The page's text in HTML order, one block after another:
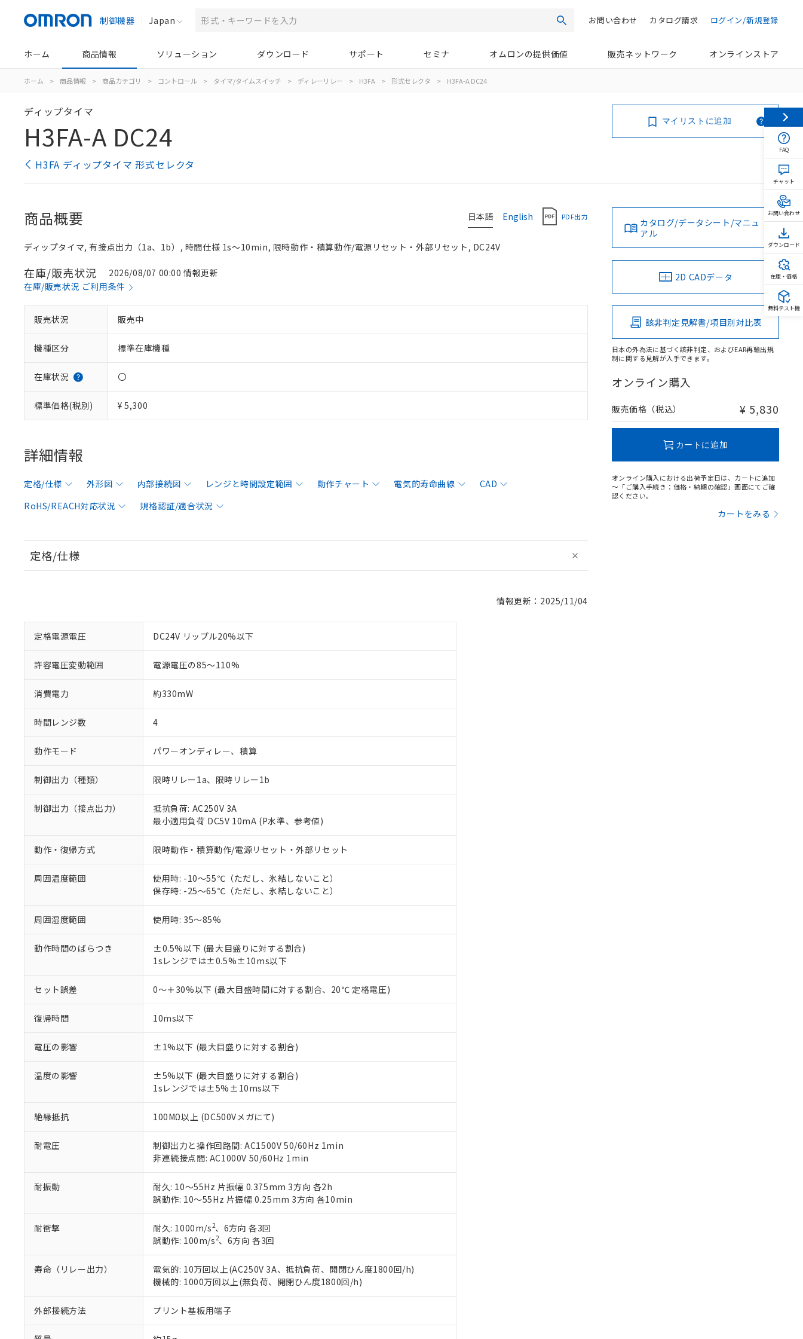
制御機器 Japan 検索 ログイン/新規登録
カタログ請求
お問い合わせ
ホーム 商品情報 ソリューション ダウンロード サポート セミナ オムロンの提供価値 販売ネットワーク オンラインストア
ホーム > 商品情報 > 商品カテゴリ > コントロール > タイマ/タイムスイッチ > ディレーリレー > H3FA > 形式セレクタ > H3FA-A DC24
ディップタイマ
H3FA-A DC24
H3FA ディップタイマ 形式セレクタ
マイリストに追加
日本語 English PDF出力
商品概要
ディップタイマ, 有接点出力（1a、1b）, 時間仕様 1s～10min, 限時動作・積算動作/電源リセット・外部リセット, DC24V
在庫/販売状況
2026/08/07 00:00 情報更新
在庫/販売状況 ご利用条件
販売状況 販売中
機種区分 標準在庫機種
在庫状況 〇
標準価格(税別) ¥ 5,300
詳細情報
定格/仕様 外形図 内部接続図 レンジと時間設定範囲 動作チャート 電気的寿命曲線
CAD
RoHS/REACH対応状況
規格認証/適合状況
定格/仕様
情報更新：2025/11/04
定格電源電圧 DC24V リップル20%以下
許容電圧変動範囲 電源電圧の85～110%
消費電力 約330mW
時間レンジ数 4
動作モード パワーオンディレー、積算
制御出力（種類） 限時リレー1a、限時リレー1b
制御出力（接点出力）
抵抗負荷: AC250V 3A
最小適用負荷 DC5V 10mA (P水準、参考値)
動作・復帰方式 限時動作・積算動作/電源リセット・外部リセット
周囲温度範囲
使用時: -10～55℃（ただし、氷結しないこと）
保存時: -25～65℃（ただし、氷結しないこと）
周囲湿度範囲 使用時: 35～85%
動作時間のばらつき
±0.5%以下 (最大目盛りに対する割合)
1sレンジでは±0.5%±10ms以下
セット誤差 0～＋30%以下 (最大目盛時間に対する割合、20℃ 定格電圧)
復帰時間 10ms以下
電圧の影響 ±1%以下 (最大目盛りに対する割合)
温度の影響
±5%以下 (最大目盛りに対する割合)
1sレンジでは±5%±10ms以下
絶縁抵抗 100MΩ以上 (DC500Vメガにて)
耐電圧
制御出力と操作回路間: AC1500V 50/60Hz 1min
非連続接点間: AC1000V 50/60Hz 1min
耐振動
耐久: 10～55Hz 片振幅 0.375mm 3方向 各2h
誤動作: 10～55Hz 片振幅 0.25mm 3方向 各10min
耐衝撃 耐久: 1000m/s2、6方向 各3回
誤動作: 100m/s2、6方向 各3回
寿命（リレー出力）
電気的: 10万回以上(AC250V 3A、抵抗負荷、開閉ひん度1800回/h)
機械的: 1000万回以上(無負荷、開閉ひん度1800回/h)
外部接続方法 プリント基板用端子
カタログ/データシート/マニュ
アル
2D CADデータ
該非判定見解書/項目別対比表
日本の外為法に基づく該非判定、およびEAR再輸出規
制に関する見解が入手できます。
オンライン購入
販売価格（税込） ¥ 5,830
カートに追加
オンライン購入における出荷予定日は、カートに追加
～「ご購入手続き：価格・納期の確認」画面にてご確
認ください。
カートをみる
ご利用条件
以下の条件をお読みいただき、同意のうえご利用ください。
本サービスは、当社制御機器事業取扱商品の当社在庫状況および標準価格(税抜)を提供させていただ
くものです。
のであり、閲覧された時点での実際の在庫および標準価格とは異なる場合があることをご了承くださ
い。
正式な納期状況および標準価格はお客様のお取引先、またはお客様担当のオムロン制御機器販売店・
当社販売員にご相談ください。
オムロン制御機器販売店や当社販売拠点は「
マイパーツ機能（部品リスト作成サービス）をご利用いただくには、I-Webメンバーズにご登録され
ている必要があります。
お客様が当ウェブサイト上で当社にご登録された部品リストについて、当社および当社の共同利用者
が、当社の製品・サービスに関するお客様との取引・商談に必要な範囲で利用することをご了承くだ
さい。
※当社の共同利用者とは、"個人情報の共同利用に関して"
いる法人を指します。
※1 対応状況
対応済み：EU RoHS指令（10物質）の非含有に対応した製品が提供可能な商品です。
対応予定：EU RoHS指令（10物質）の非含有に対応した製品に切り替える予定のある商品です。
調査・確認中：EU RoHS指令（10物質）の非含有の対応状況を調査中または確認中の商品です。
非該当品：ライセンス料など無形物で、有害物質有無と関係のない商品です。
仕入先様の事情により、非含有部品としていたものが、含有品と判明した場合などやむを得ず変更すること
があります。
*EU RoHS指令（10物質）：
鉛(Pb) 1000ppm以下、 水銀(Hg) 1000ppm以下、 カドミウム(Cd) 100ppm以下、
六価クロム(Cr(Ⅵ)) 1000ppm以下、ポリ臭化ビフェニル類(PBB) 1000ppm以下、ポリ臭化ジフェニルエーテル類(PBDE) 1000ppm以下、
※2 対応予定月
※3 非含有証明書ダウンロード
下記の非含有証明書をダウンロードすることができます。
EU RoHS指令（10物質）の非含有証明書
51物質の非含有証明書（当社基準）
※本証明書は発行日時点で非含有を証明するもので、過去に遡って非含有を証明するものではありません。
また、RoHS指令のフタル酸エステル類４物質の対応では、対応完了までの期間は出荷製品に未対応品が
既に当社にて対応品への在庫切替を完了していることから、特段のことがない限り、2022年1月12日よ
り割愛しております。
※1 中国RoHS○×表
「○」：最大均質材料含有率が中国RoHSの基準値以下であることを示します。
「－」：未確認です。当社販売部門へお問い合わせください。
*中国RoHS10物質の基準値 (GB/T26572)：
Cr(Ⅵ)(六価クロム) : 1000ppm、 PBBs(ポリ臭化ビフェニル類) : 1000ppm、 PBDEs(ポリ臭化ジフェニルエーテル類) : 1000ppm、
DBP(フタル酸ジブチル) : 1000ppm、 DIBP(フタル酸ジイソブチル) : 1000ppm、 BBP(フタル酸ブチルベンジル) : 1000ppm、
DEHP(フタル酸ビス(2-エチルヘキシル)) : 1000ppm
※2 環境保護使用期限
「ｅ」：有害物質（10物質）のすべてが基準値以下であることを示します。
味します。
「－」：未確認です。当社販売部門へお問い合わせください。
当社は、これら貴社製品のうち、外国為替および外国貿易法に定める商品（以下｢規制貨物等」とい
う）を輸出または国外への提供する場合は、日本国政府の輸出許可(または役務取引許可)を取得する
ます。
当社は貴社製品を、核兵器、ミサイル、化学兵器、生物兵器またはその他武器並びにこれらの製造装
置等に一切使用いたしません。
当社は、貴社製品を第三者に販売する場合は、上記1、2および3の内容を当該第三者に通知します。
また当社は、販売先および販売に係わる関係者が違法に輸出するおそれがある場合は、取り引きをい
記
説明
○ 一定数以上の在庫あり
△ 一定数には満たないが在庫あり
－
在庫なし(最新の在庫状況については、お客様のお取引先、またはお客様担当のオムロン制御
機器販売店・当社販売員にご確認ください)
空
白
受注生産機種、また在庫状況の情報を公開していない機種
FAQ
チャット
お問い合わせ
ダウンロード
在庫・価格
無料テスト機